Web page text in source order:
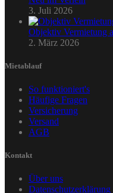
3. Juli 2026
Objektiv Vermietung
2. März 2026
Mietablauf
So funktioniert's
Häufige Fragen
Versicherung
Versand
AGB
Kontakt
Über uns
Datenschutzerklärung